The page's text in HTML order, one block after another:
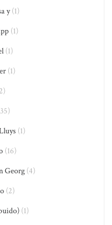
y(1)
(1)
(1)
(1)
(1)
(16)
Georg (4)
(2)
(1)